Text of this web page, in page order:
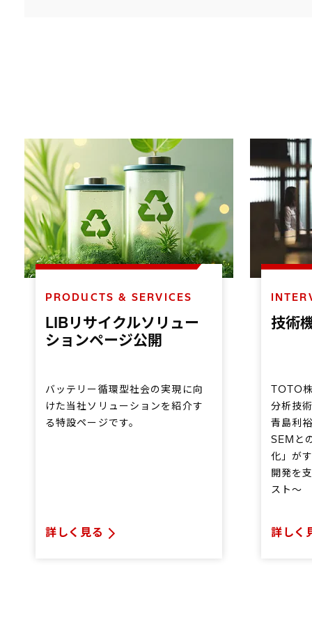
PRODUCTS & SERVICES
LIBリサイクルソリュー
ションページ公開
バッテリー循環型社会の実現に向
けた当社ソリューションを紹介す
る特設ページです。
詳しく見る
技術
TOTO
分析技
青島利
SEMと
化」が
開発を
スト～
詳しく